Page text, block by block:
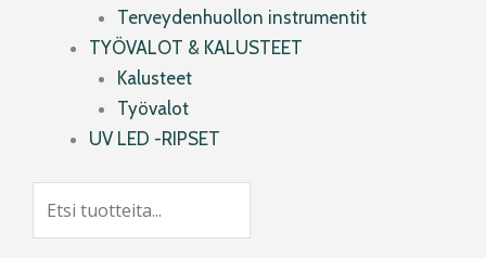
Terveydenhuollon instrumentit
TYÖVALOT & KALUSTEET
Kalusteet
Työvalot
UV LED -RIPSET